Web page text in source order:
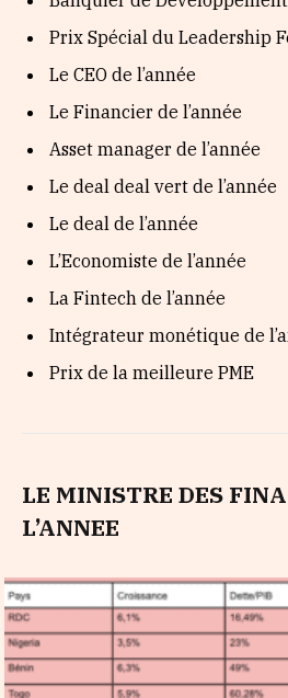
Prix Spécial du Leadership
Le CEO de l’année
Le Financier de l’année
Asset manager de l’année
Le deal deal vert de l’année
Le deal de l’année
L’Economiste de l’année
La Fintech de l’année
Intégrateur monétique de
Prix de la meilleure PME
LE MINISTRE DES
L’ANNEE